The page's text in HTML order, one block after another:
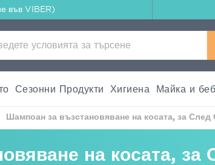
във VIBER)
Сезонни Продукти Хигиена Майка и
Шампоан за възстановяване на косата, за След
на косата, за